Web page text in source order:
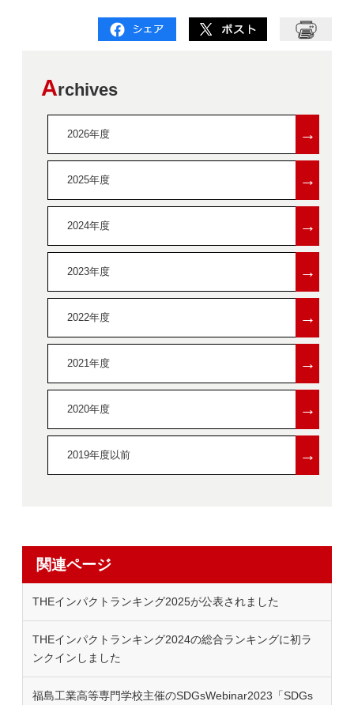
Archives
2026年度 →
2025年度 →
2024年度 →
2023年度 →
2022年度 →
2021年度 →
2020年度 →
2019年度以前 →
関連ページ
THEインパクトランキング2025が公表されました
THEインパクトランキング2024の総合ランキングに初ラ
ンクインしました
福島工業高等専門学校主催のSDGsWebinar2023「SDGs